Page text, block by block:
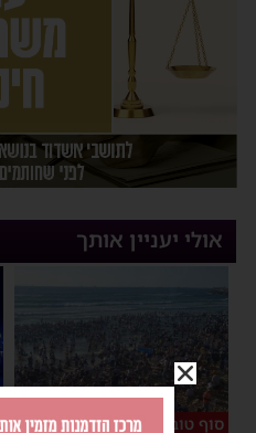
אולי יעניין אותך
סוף טוב